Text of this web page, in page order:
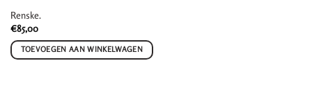
Renske.
€85,00
TOEVOEGEN AAN WINKELWAGEN